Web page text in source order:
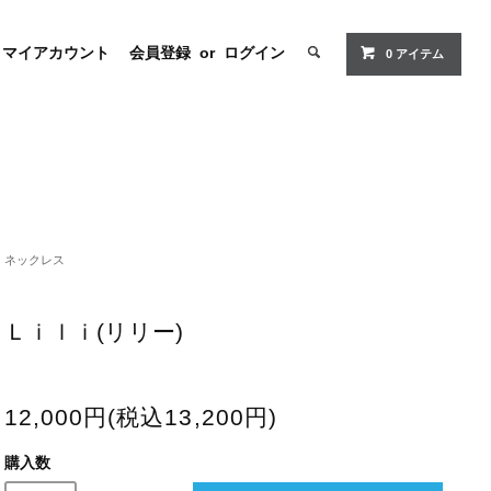
マイアカウント 会員登録 or ログイン 0 アイテム
ネックレス
Ｌｉｌｉ(リリー)
12,000円(税込13,200円)
購入数